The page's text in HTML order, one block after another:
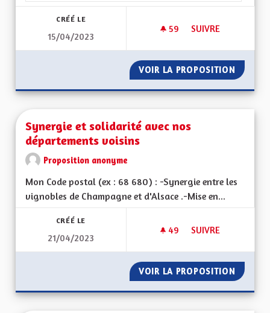
CRÉÉ LE
15/04/2023
59 59 ABONNÉS
SUIVRE
VOIR LA PROPOSITION
Synergie et solidarité avec nos
départements voisins
Proposition anonyme
Mon Code postal (ex : 68 680) : -Synergie entre les
vignobles de Champagne et d'Alsace .-Mise en...
CRÉÉ LE
21/04/2023
49 49 ABONNÉS
SUIVRE
VOIR LA PROPOSITION